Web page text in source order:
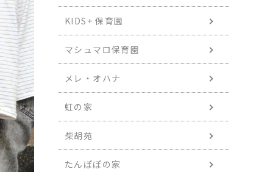
KIDS+ 保育園
マシュマロ保育園
メレ・オハナ
虹の家
柴胡苑
たんぽぽの家